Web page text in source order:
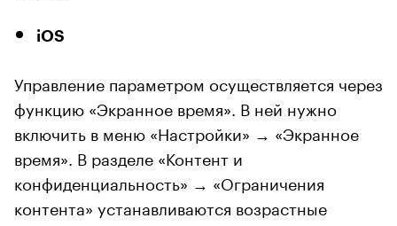
iOS
Управление параметром осуществляется через
функцию «Экранное время». В ней нужно
включить в меню «Настройки» → «Экранное
время». В разделе «Контент и
конфиденциальность» → «Ограничения
контента» устанавливаются возрастные